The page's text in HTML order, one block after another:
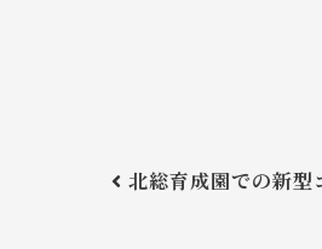
北総育成園での新